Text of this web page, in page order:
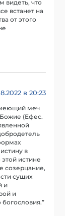
видеть, что
встанет на
от этого
в 20:23
меч
(Ефес.
в
истине
созерцание,
сущих
и
и
богословия.”